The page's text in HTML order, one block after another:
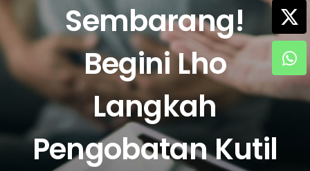
FASILITAS
ARTIKEL
HUBUNGI KAMI
Search
Sembarang!
Begini Lho
Langkah
Pengobatan Kutil